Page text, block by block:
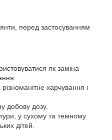
перед застосуванням
як заміна
харчування і
добову дозу.
у сухому та темному
дітей.